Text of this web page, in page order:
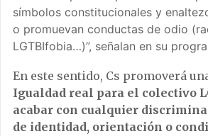
símbolos constitucionales y
o promuevan conductas de odio
LGTBIfobia…)”, señalan en su
En este sentido, Cs promoverá
Igualdad real para el colectivo
acabar con cualquier
de identidad, orientación o